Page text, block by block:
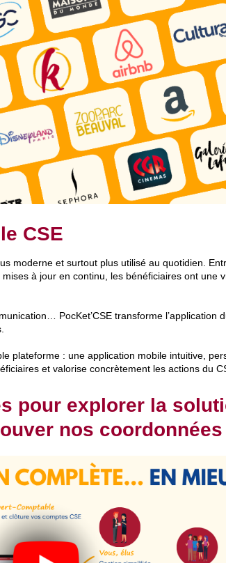
CSE
moderne et surtout plus utilisé au quotidien.
à jour en continu, les bénéficiaires ont une
PocKet’CSE transforme l’application
plateforme : une application mobile intuitive,
et valorise concrètement les actions du
pour explorer la
nos coordonnées